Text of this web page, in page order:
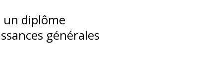
un diplôme
générales